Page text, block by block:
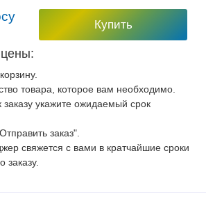
Купить
товара, которое вам необходимо.
укажите ожидаемый срок
заказ".
свяжется с вами в кратчайшие сроки
заказу.